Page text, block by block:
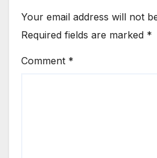
Your email address will not
Required fields are marked *
Comment *